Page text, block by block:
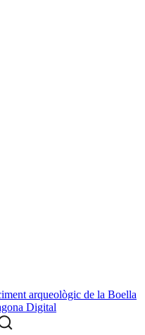
arqueològic de la Boella
Digital